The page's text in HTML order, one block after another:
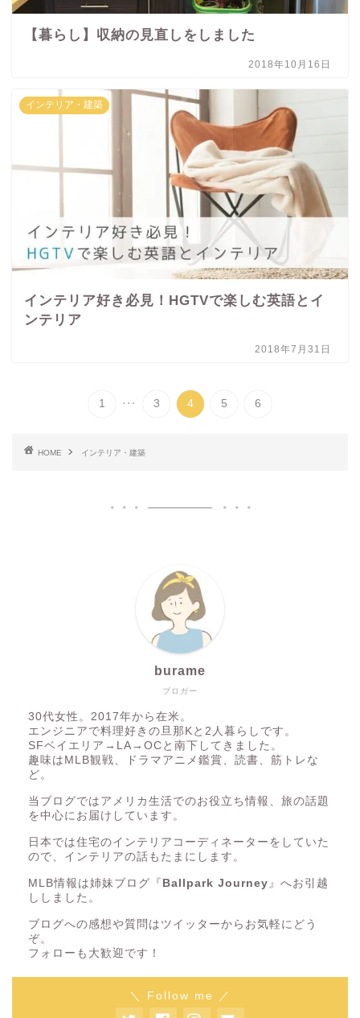
【暮らし】収納の見直しをしました
2018年10月16日
インテリア・建築
インテリア好き必見！HGTVで楽しむ英語とイ
ンテリア
2018年7月31日
1 ... 3 4 5 6
HOME インテリア・建築
ブロガー
burame
30代女性。2017年から在米。
エンジニアで料理好きの旦那Kと2人暮らしです。
SFベイエリア→LA→OCと南下してきました。
趣味はMLB観戦、ドラマアニメ鑑賞、読書、筋トレな
ど。
当ブログではアメリカ生活でのお役立ち情報、旅の話題
を中心にお届けしています。
日本では住宅のインテリアコーディネーターをしていた
ので、インテリアの話もたまにします。
MLB情報は姉妹ブログ『 Ballpark Journey 』へお引越
ししました。
ブログへの感想や質問はツイッターからお気軽にどう
ぞ。
フォローも大歓迎です！
＼ Follow me ／